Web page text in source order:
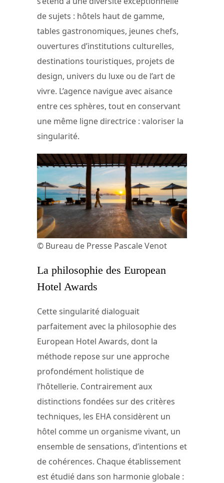
de sujets : hôtels haut de gamme,
tables gastronomiques, jeunes chefs,
ouvertures d’institutions culturelles,
destinations touristiques, projets de
design, univers du luxe ou de l’art de
vivre. L’agence navigue avec aisance
entre ces sphères, tout en conservant
une même ligne directrice : valoriser la
singularité.
© Bureau de Presse Pascale Venot
La philosophie des European
Hotel Awards
Cette singularité dialoguait
parfaitement avec la philosophie des
European Hotel Awards, dont la
méthode repose sur une approche
profondément holistique de
l’hôtellerie. Contrairement aux
distinctions fondées sur des critères
techniques, les EHA considèrent un
hôtel comme un organisme vivant, un
ensemble de sensations, d’intentions et
de cohérences. Chaque établissement
est étudié dans son harmonie globale :